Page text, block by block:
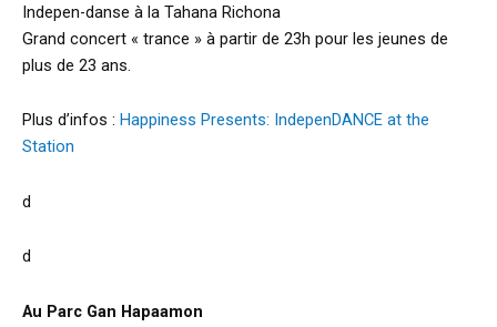
Indepen-danse à la Tahana Richona
Grand concert « trance » à partir de 23h pour les jeunes de
plus de 23 ans.
Plus d’infos : Happiness Presents: IndepenDANCE at the
Station
d
d
Au Parc Gan Hapaamon